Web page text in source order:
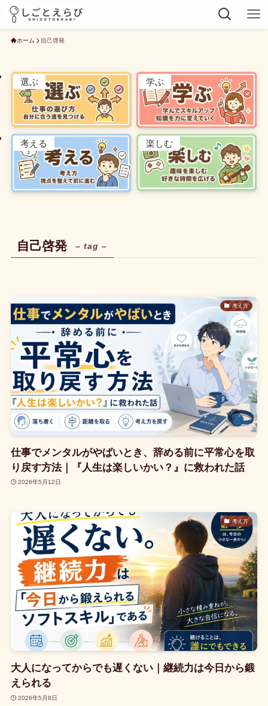
ホーム 自己啓発
選ぶ 学ぶ
考える 楽しむ
自己啓発 – tag –
考え方
仕事でメンタルがやばいとき、辞める前に平常心を取
り戻す方法｜『人生は楽しいかい？』に救われた話
2026年5月12日
考え方
大人になってからでも遅くない｜継続力は今日から鍛
えられる
2026年5月8日